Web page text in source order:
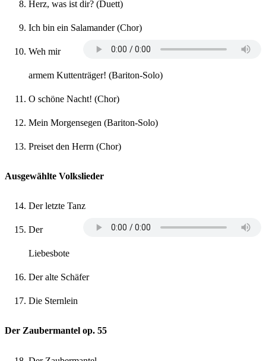
Herz, was ist dir? (Duett)
Ich bin ein Salamander (Chor)
Weh mir
armem Kuttenträger! (Bariton-Solo)
O schöne Nacht! (Chor)
Mein Morgensegen (Bariton-Solo)
Preiset den Herrn (Chor)
Ausgewählte Volkslieder
Der letzte Tanz
Der
Liebesbote
Der alte Schäfer
Die Sternlein
Der Zaubermantel op. 55